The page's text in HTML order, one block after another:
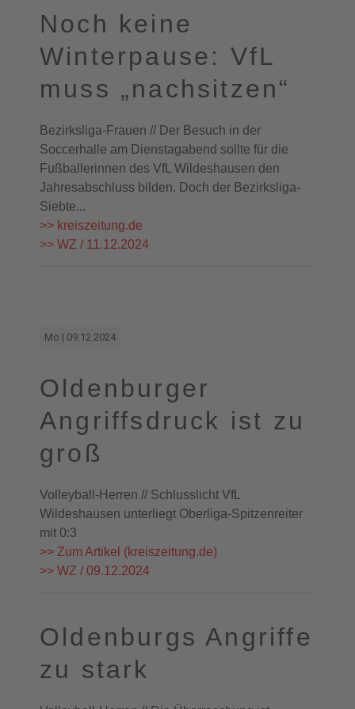
Noch keine
Winterpause: VfL
muss „nachsitzen“
Bezirksliga-Frauen // Der Besuch in der
Soccerhalle am Dienstagabend sollte für die
Fußballerinnen des VfL Wildeshausen den
Jahresabschluss bilden. Doch der Bezirksliga-
Siebte...
>> kreiszeitung.de
>> WZ / 11.12.2024
Mo | 09.12.2024
Oldenburger
Angriffsdruck ist zu
groß
Volleyball-Herren // Schlusslicht VfL
Wildeshausen unterliegt Oberliga-Spitzenreiter
mit 0:3
>> Zum Artikel (kreiszeitung.de)
>> WZ / 09.12.2024
Oldenburgs Angriffe
zu stark